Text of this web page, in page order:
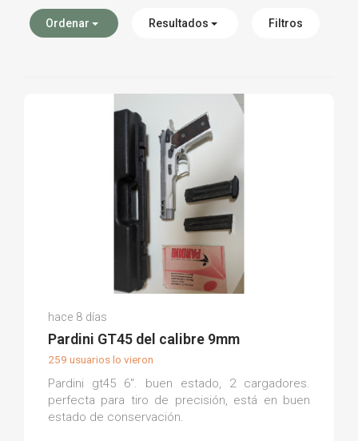
Ordenar Resultados Filtros
Oscar M.
(0)
hace 8 días
Pardini GT45 del calibre 9mm
259 usuarios lo vieron
Pardini gt45 6". buen estado, 2 cargadores.
perfecta para tiro de precisión, está en buen
estado de conservación.